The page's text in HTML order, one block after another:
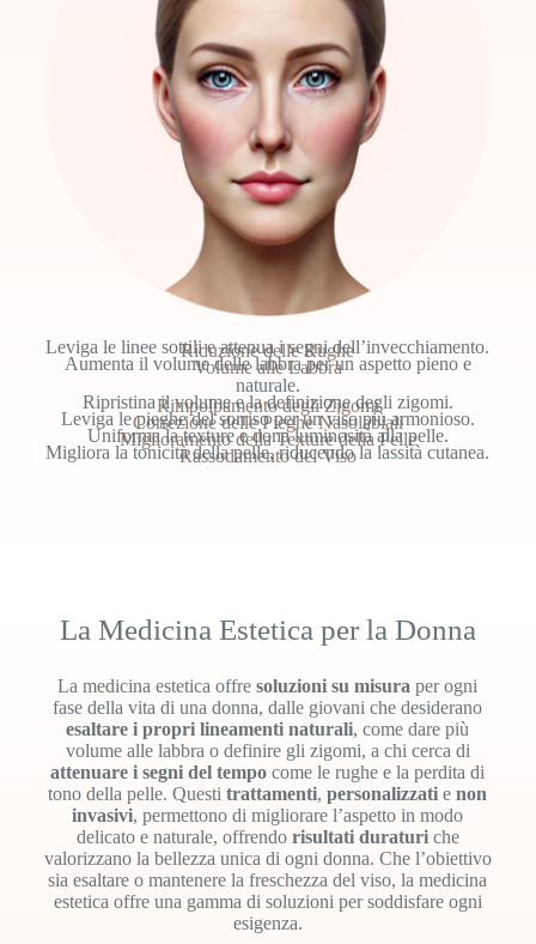
Riduzione delle Rughe
Leviga le linee sottili e attenua i segni dell’invecchiamento.
Volume alle Labbra
Aumenta il volume delle labbra per un aspetto pieno e
naturale.
Rimpolpamento degli Zigomi
Ripristina il volume e la definizione degli zigomi.
Correzione delle Pieghe Nasolabiali
Leviga le pieghe del sorriso per un viso più armonioso.
Miglioramento della Texture della Pelle
Uniforma la texture e dona luminosità alla pelle.
Rassodamento del Viso
Migliora la tonicità della pelle, riducendo la lassità cutanea.
La Medicina Estetica per la Donna
La medicina estetica offresoluzioni su misura per ogni
fase della vita di una donna, dalle giovani che desiderano
esaltare i propri lineamenti naturali, come dare più
volume alle labbra o definire gli zigomi, a chi cerca di
attenuare i segni del tempocome le rughe e la perdita di
tono della pelle. Questitrattamenti,personalizzati enon
invasivi, permettono di migliorare l’aspetto in modo
delicato e naturale, offrendo risultati duraturiche
valorizzano la bellezza unica di ogni donna. Che l’obiettivo
sia esaltare o mantenere la freschezza del viso, la medicina
estetica offre una gamma di soluzioni per soddisfare ogni
esigenza.